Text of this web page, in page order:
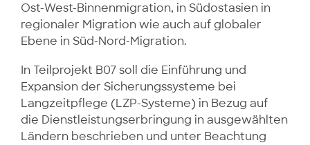
Ost-West-Binnenmigration, in Südostasien in
regionaler Migration wie auch auf globaler
Ebene in Süd-Nord-Migration.
In Teilprojekt B07 soll die Einführung und
Expansion der Sicherungssysteme bei
Langzeitpflege (LZP-Systeme) in Bezug auf
die Dienstleistungserbringung in ausgewählten
Ländern beschrieben und unter Beachtung